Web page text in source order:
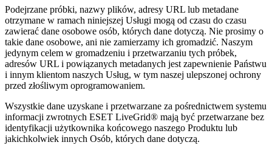
Podejrzane próbki, nazwy plików, adresy URL lub metadane
otrzymane w ramach niniejszej Usługi mogą od czasu do czasu
zawierać dane osobowe osób, których dane dotyczą. Nie prosimy o
takie dane osobowe, ani nie zamierzamy ich gromadzić. Naszym
jedynym celem w gromadzeniu i przetwarzaniu tych próbek,
adresów URL i powiązanych metadanych jest zapewnienie Państwu
i innym klientom naszych Usług, w tym naszej ulepszonej ochrony
przed złośliwym oprogramowaniem.
Wszystkie dane uzyskane i przetwarzane za pośrednictwem systemu
informacji zwrotnych ESET LiveGrid® mają być przetwarzane bez
identyfikacji użytkownika końcowego naszego Produktu lub
jakichkolwiek innych Osób, których dane dotyczą.